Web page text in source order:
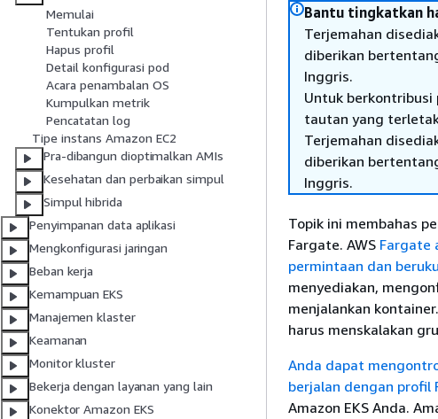
Memulai
Tentukan profil
Hapus profil
Detail konfigurasi pod
Acara penambalan OS
Kumpulkan metrik
Pencatatan log
Tipe instans Amazon EC2
Pra-dibangun dioptimalkan AMIs
Kesehatan dan perbaikan simpul
Simpul hibrida
Penyimpanan data aplikasi
Mengkonfigurasi jaringan
Beban kerja
Kemampuan EKS
Manajemen klaster
Keamanan
Monitor kluster
Bekerja dengan layanan yang lain
Konektor Amazon EKS
Bantu tingkatkan
Terjemahan
diberikan
Inggris.
Untuk berkontribusi
tautan yang
Terjemahan
diberikan
Inggris.
Topik ini membahas
Fargate. AWS Fargate
permintaan dan
menyediakan,
menjalankan
harus menskalakan
Anda dapat
berjalan dengan profil
Amazon EKS Anda.